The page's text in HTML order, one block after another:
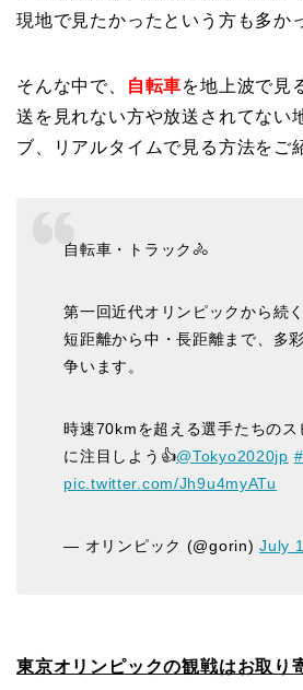
現地で見たかったという方も多か
そんな中で、 自転車を地上波で見
送を見れない方や放送されてない
ブ、リアルタイムで見る方法をご
自転車・トラック🚴
第一回近代オリンピックから続
短距離から中・長距離まで、多
争います。
時速70kmを超える選手たちのス
に注目しよう👍@Tokyo2020jp
pic.twitter.com/Jh9u4myATu
— オリンピック (@gorin)July
東京オリンピックの観戦はお取り